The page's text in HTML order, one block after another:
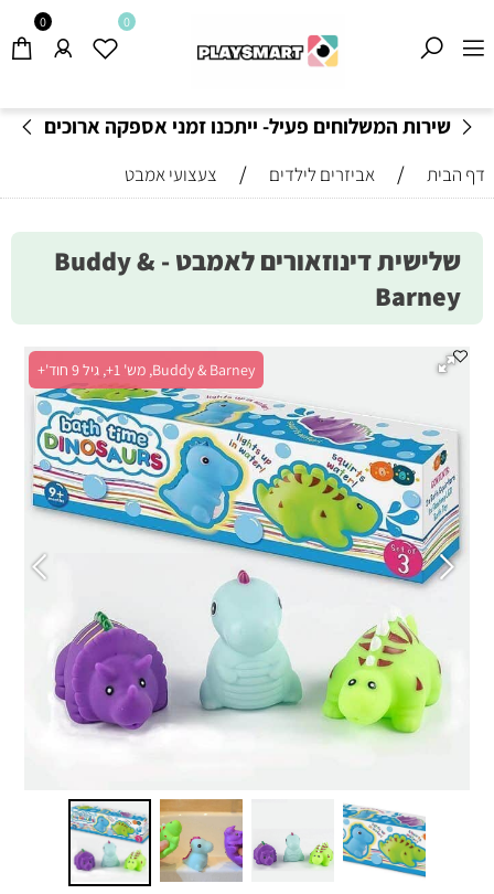
שירות המשלוחים פעיל- ייתכנו זמני אספקה ארוכים
0 0
דף הבית / אביזרים לילדים / צעצועי אמבט
שלישית דינוזאורים לאמבט - Buddy &
Barney
Buddy & Barney, מש' 1+, גיל 9 חוד'+